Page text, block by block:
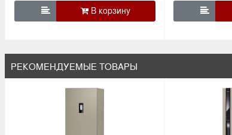
 
РЕКОМЕНДУЕМЫЕ ТОВАРЫ